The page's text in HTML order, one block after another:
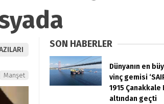
Manşet
SON HABERLER
Dünyanın en
vinç gemisi
1915 Çanakkale
altından geçti